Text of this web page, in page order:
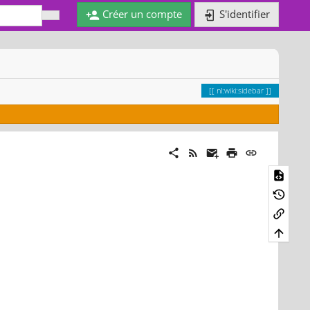
Créer un compte S'identifier
nl:wiki:sidebar